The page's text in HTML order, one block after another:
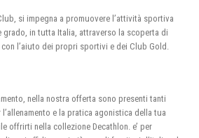
si impegna a promuovere l’attività sportiva
grado, in tutta Italia, attraverso la scoperta di
l’aiuto dei propri sportivi e dei Club Gold.
nella nostra offerta sono presenti tanti
e la pratica agonistica della tua
offrirti nella collezione Decathlon. e’ per